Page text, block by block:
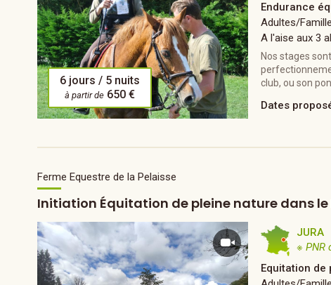
6 jours / 5 nuits
à partir de 650 €
Endurance
Adultes/
A l'aise aux 3
Nos stages
club, ou son
Dates
Ferme Equestre de la Pelaisse
Initiation Équitation de pleine nature dans
JURA
※ PNR
Equitation de